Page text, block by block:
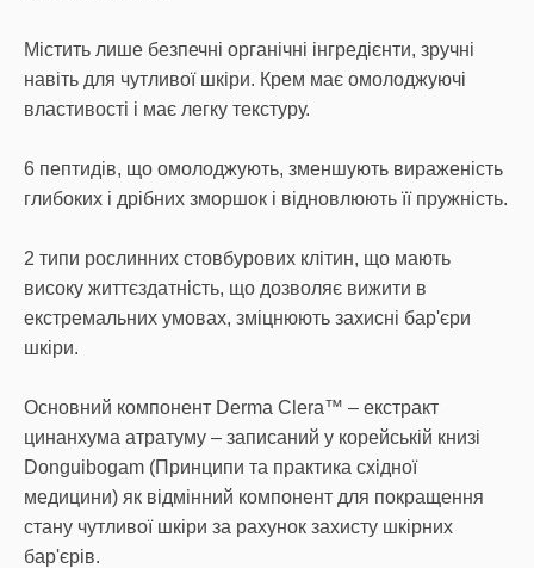
Містить лише безпечні органічні інгредієнти, зручні
навіть для чутливої шкіри. Крем має омолоджуючі
властивості і має легку текстуру.
6 пептидів, що омолоджують, зменшують вираженість
глибоких і дрібних зморшок і відновлюють її пружність.
2 типи рослинних стовбурових клітин, що мають
високу життєздатність, що дозволяє вижити в
екстремальних умовах, зміцнюють захисні бар'єри
шкіри.
Основний компонент Derma Clera™ – екстракт
цинанхума атратуму – записаний у корейській книзі
Donguibogam (Принципи та практика східної
медицини) як відмінний компонент для покращення
стану чутливої шкіри за рахунок захисту шкірних
бар'єрів.